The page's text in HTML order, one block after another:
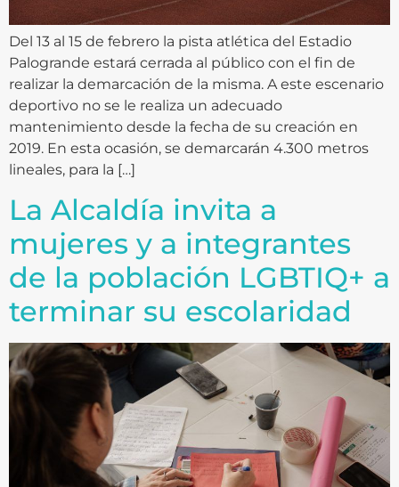
Del 13 al 15 de febrero la pista atlética del Estadio
Palogrande estará cerrada al público con el fin de
realizar la demarcación de la misma. A este escenario
deportivo no se le realiza un adecuado
mantenimiento desde la fecha de su creación en
2019. En esta ocasión, se demarcarán 4.300 metros
lineales, para la […]
La Alcaldía invita a
mujeres y a integrantes
de la población LGBTIQ+ a
terminar su escolaridad